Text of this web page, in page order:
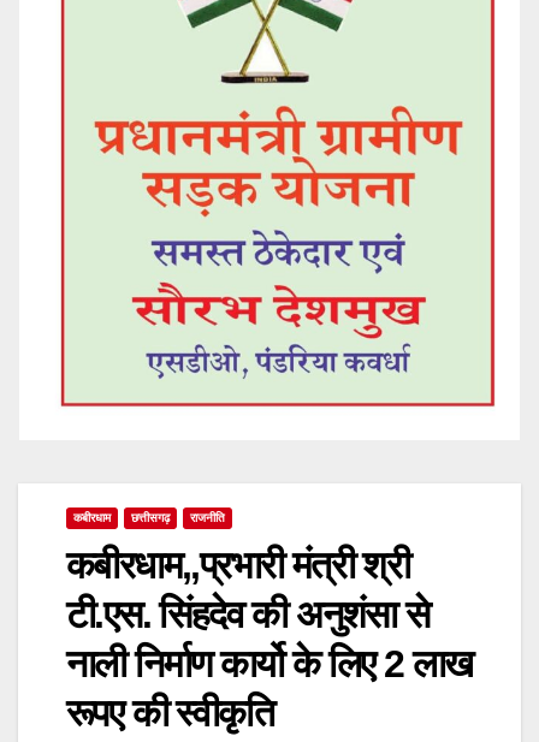
कबीरधाम छत्तीसगढ़ राजनीति
कबीरधाम,,प्रभारी मंत्री श्री
टी.एस. सिंहदेव की अनुशंसा से
नाली निर्माण कार्यो के लिए 2 लाख
रूपए की स्वीकृति